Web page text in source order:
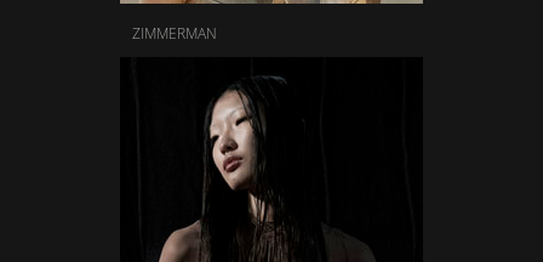
ZIMMERMAN